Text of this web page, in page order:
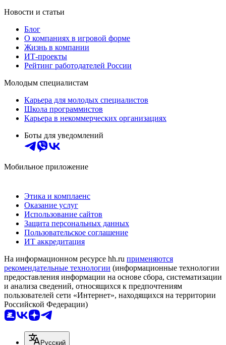
Новости и статьи
Блог
О компаниях в игровой форме
Жизнь в компании
ИТ-проекты
Рейтинг работодателей России
Молодым специалистам
Карьера для молодых специалистов
Школа программистов
Карьера в некоммерческих организациях
Боты для уведомлений
Мобильное приложение
Этика и комплаенс
Оказание услуг
Использование сайтов
Защита персональных данных
Пользовательское соглашение
ИТ аккредитация
На информационном ресурсе hh.ru применяются
рекомендательные технологии (информационные технологии
предоставления информации на основе сбора, систематизации
и анализа сведений, относящихся к предпочтениям
пользователей сети «Интернет», находящихся на территории
Российской Федерации)
Русский